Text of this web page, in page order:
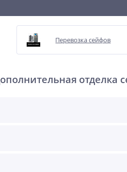
Перевозка сейфов
отделка